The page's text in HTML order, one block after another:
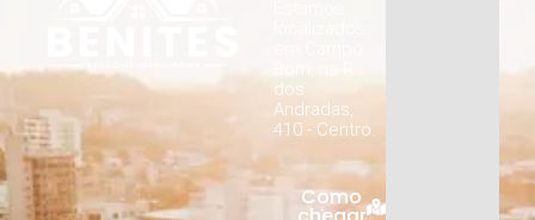
dos
Andradas,
410 - Centro.
Como